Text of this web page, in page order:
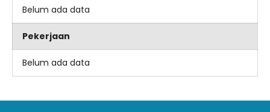
Belum ada data
Pekerjaan
Belum ada data